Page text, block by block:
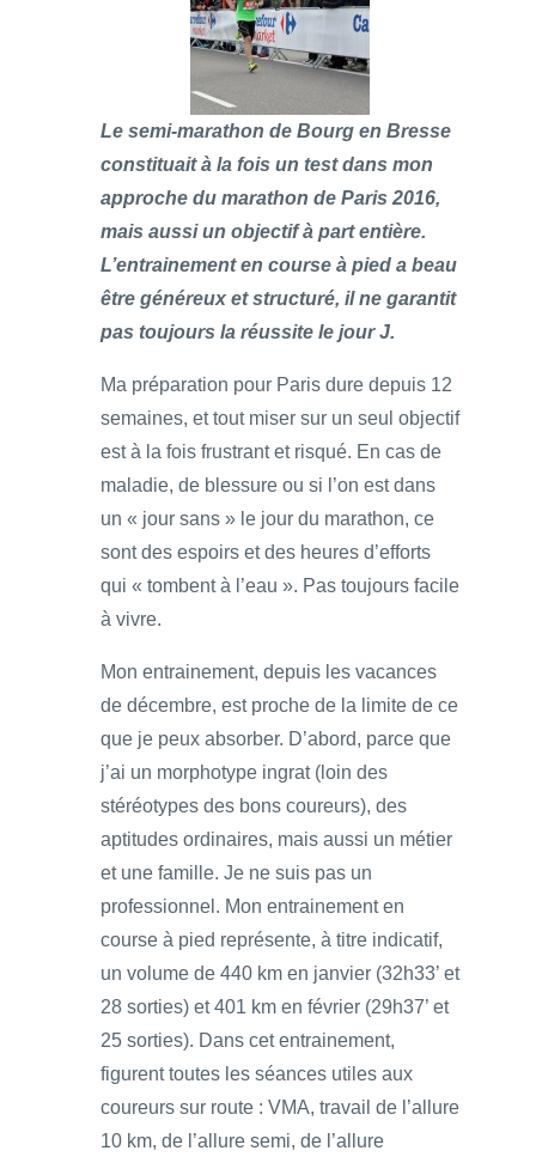
Le semi-marathon de Bourg en Bresse
constituait à la fois un test dans mon
approche du marathon de Paris 2016,
mais aussi un objectif à part entière.
L’entrainement en course à pied a beau
être généreux et structuré, il ne garantit
pas toujours la réussite le jour J.
Ma préparation pour Paris dure depuis 12
semaines, et tout miser sur un seul objectif
est à la fois frustrant et risqué. En cas de
maladie, de blessure ou si l’on est dans
un « jour sans » le jour du marathon, ce
sont des espoirs et des heures d’efforts
qui « tombent à l’eau ». Pas toujours facile
à vivre.
Mon entrainement, depuis les vacances
de décembre, est proche de la limite de ce
que je peux absorber. D’abord, parce que
j’ai un morphotype ingrat (loin des
stéréotypes des bons coureurs), des
aptitudes ordinaires, mais aussi un métier
et une famille. Je ne suis pas un
professionnel. Mon entrainement en
course à pied représente, à titre indicatif,
un volume de 440 km en janvier (32h33’ et
28 sorties) et 401 km en février (29h37’ et
25 sorties). Dans cet entrainement,
figurent toutes les séances utiles aux
coureurs sur route : VMA, travail de l’allure
10 km, de l’allure semi, de l’allure